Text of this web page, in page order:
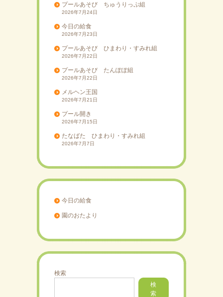
プールあそび ちゅうりっぷ組
2026年7月24日
今日の給食
2026年7月23日
プールあそび ひまわり・すみれ組
2026年7月22日
プールあそび たんぽぽ組
2026年7月22日
メルヘン王国
2026年7月21日
プール開き
2026年7月15日
たなばた ひまわり・すみれ組
2026年7月7日
今日の給食
園のおたより
検索
検
索